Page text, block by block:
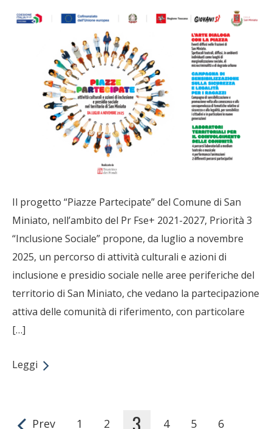
Il progetto “Piazze Partecipate” del Comune di San
Miniato, nell’ambito del Pr Fse+ 2021-2027, Priorità 3
“Inclusione Sociale” propone, da luglio a novembre
2025, un percorso di attività culturali e azioni di
inclusione e presidio sociale nelle aree periferiche del
territorio di San Miniato, che vedano la partecipazione
attiva delle comunità di riferimento, con particolare
[…]
Leggi
Pages Prev 1 2 4 5 6